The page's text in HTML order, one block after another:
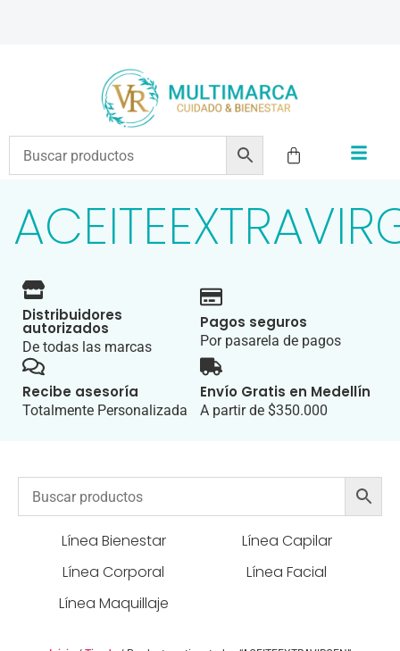
ENVÍOS A TODO EL PAÍS | RECIBIMOS TODOS LOS MEDIOS DE PAGO
Distribuidores
autorizados
De todas las marcas
Pagos seguros
Por pasarela de pagos
Recibe asesoría
Totalmente Personalizada
Envío Gratis en Medellín
A partir de $350.000
Línea Bienestar
Línea Capilar
Línea Corporal
Línea Facial
Línea Maquillaje